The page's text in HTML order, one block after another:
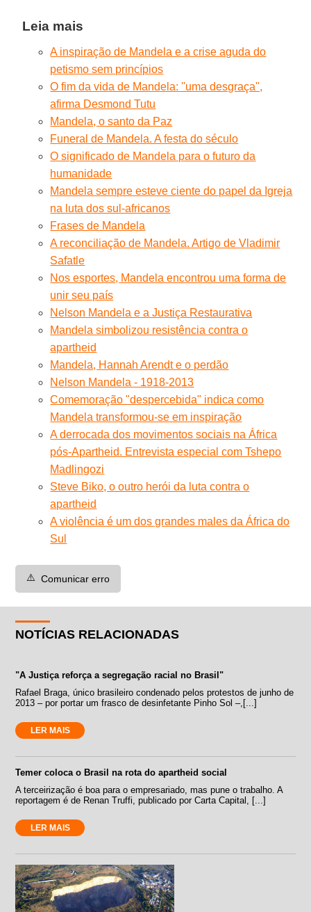
Leia mais
A inspiração de Mandela e a crise aguda do
petismo sem princípios
O fim da vida de Mandela: ''uma desgraça'',
afirma Desmond Tutu
Mandela, o santo da Paz
Funeral de Mandela. A festa do século
O significado de Mandela para o futuro da
humanidade
Mandela sempre esteve ciente do papel da Igreja
na luta dos sul-africanos
Frases de Mandela
A reconciliação de Mandela. Artigo de Vladimir
Safatle
Nos esportes, Mandela encontrou uma forma de
unir seu país
Nelson Mandela e a Justiça Restaurativa
Mandela simbolizou resistência contra o
apartheid
Mandela, Hannah Arendt e o perdão
Nelson Mandela - 1918-2013
Comemoração "despercebida" indica como
Mandela transformou-se em inspiração
A derrocada dos movimentos sociais na África
pós-Apartheid. Entrevista especial com Tshepo
Madlingozi
Steve Biko, o outro herói da luta contra o
apartheid
A violência é um dos grandes males da África do
Sul
⚠️ Comunicar erro
NOTÍCIAS RELACIONADAS
"A Justiça reforça a segregação racial no Brasil"
Rafael Braga, único brasileiro condenado pelos protestos de junho de
2013 – por portar um frasco de desinfetante Pinho Sol –,[...]
LER MAIS
Temer coloca o Brasil na rota do apartheid social
A terceirização é boa para o empresariado, mas pune o trabalho. A
reportagem é de Renan Truffi, publicado por Carta Capital, [...]
LER MAIS